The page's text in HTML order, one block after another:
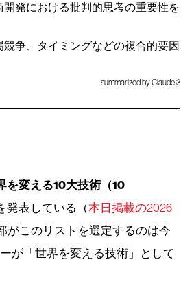
発における批判的思考の重要性を
争、タイミングなどの複合的要因
summarized by Claude 3
を変える10大技術（10
発表している（本日掲載の2026
がこのリストを選定するのは今
が「世界を変える技術」として